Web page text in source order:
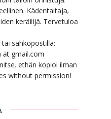
Kädentaitaja,
keräilijä. Tervetuloa
sähköpostilla:
ät gmail.com
ethän kopioi ilman
without permission!